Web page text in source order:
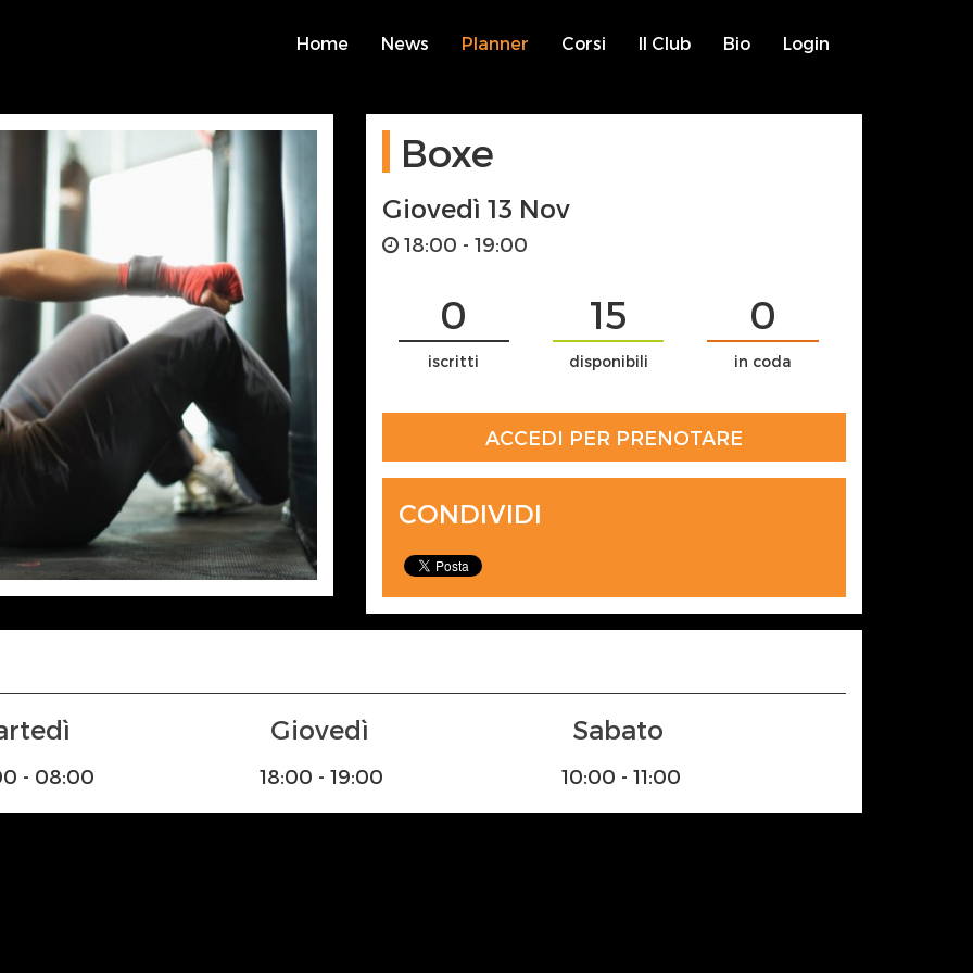
Home News Planner Corsi Il Club Bio Login
Boxe
Giovedì 13 Nov
18:00 - 19:00
0
iscritti
15
disponibili
0
in coda
ACCEDI PER PRENOTARE
CONDIVIDI
- 08:00
Giovedì
18:00 - 19:00
Sabato
10:00 - 11:00